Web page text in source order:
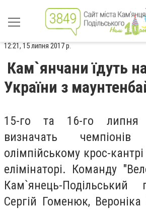
12:21, 15 липня 2017 р.
Кам`янчани їдуть
України з
15-го та 16-го липня
визначать
олімпійському крос-
елімінаторі. Команду
Кам`янець-Подільський
Сергій Гоменюк, Вероніка